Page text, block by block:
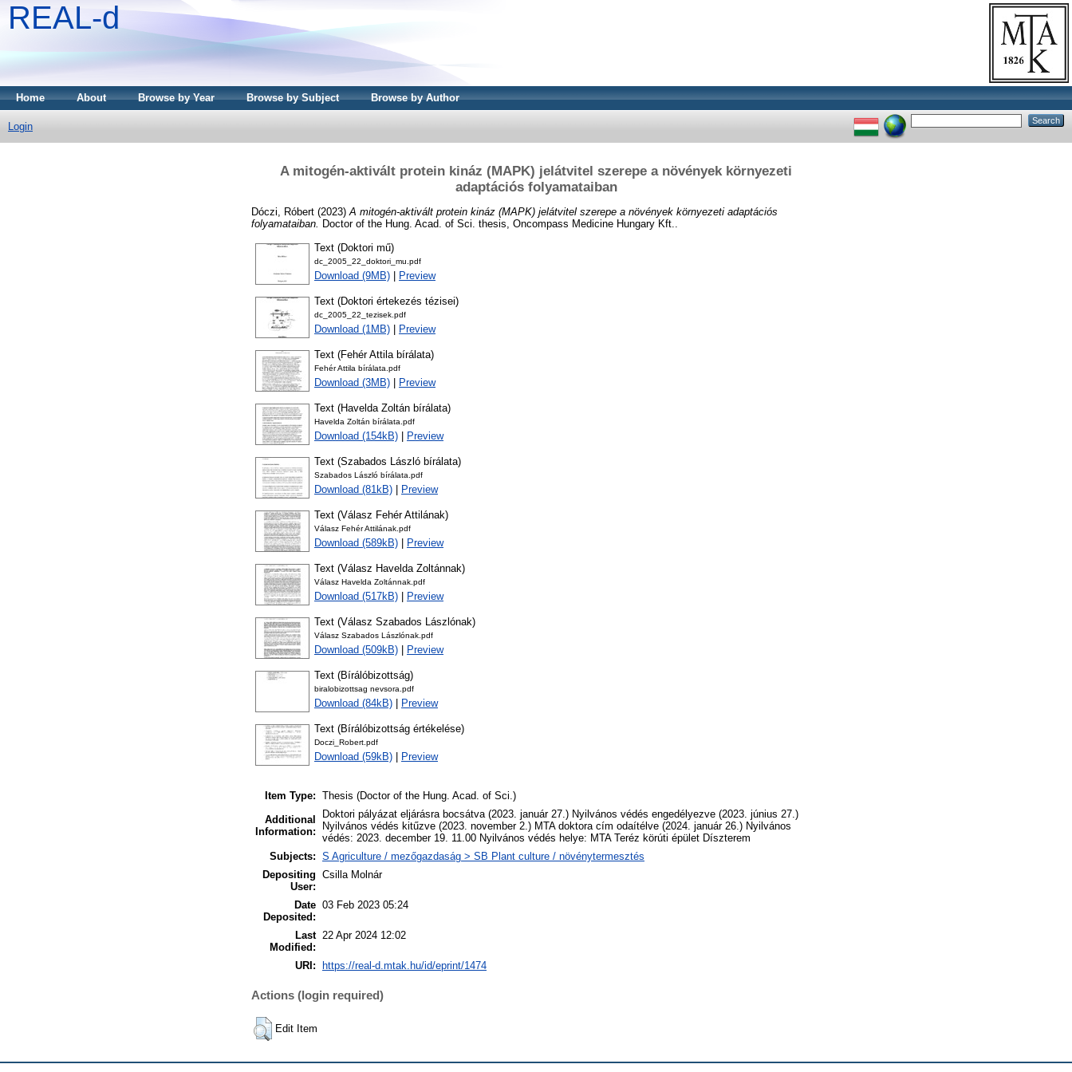
REAL-d
Home About Browse by Year Browse by Subject Browse by Author
Login
A mitogén-aktivált protein kináz (MAPK) jelátvitel szerepe a növények környezeti
adaptációs folyamataiban
Dóczi, Róbert (2023) A mitogén-aktivált protein kináz (MAPK) jelátvitel szerepe a növények környezeti adaptációs
folyamataiban. Doctor of the Hung. Acad. of Sci. thesis, Oncompass Medicine Hungary Kft..
Text (Doktori mű)
dc_2005_22_doktori_mu.pdf
Download (9MB) Preview
Text (Doktori értekezés tézisei)
dc_2005_22_tezisek.pdf
Download (1MB) Preview
Text (Fehér Attila bírálata)
Fehér Attila bírálata.pdf
Download (3MB) Preview
Text (Havelda Zoltán bírálata)
Havelda Zoltán bírálata.pdf
Download (154kB) Preview
Text (Szabados László bírálata)
Szabados László bírálata.pdf
Download (81kB) Preview
Text (Válasz Fehér Attilának)
Válasz Fehér Attilának.pdf
Download (589kB) Preview
Text (Válasz Havelda Zoltánnak)
Válasz Havelda Zoltánnak.pdf
Download (517kB) Preview
Text (Válasz Szabados Lászlónak)
Válasz Szabados Lászlónak.pdf
Download (509kB) Preview
Text (Bírálóbizottság)
biralobizottsag nevsora.pdf
Download (84kB) Preview
Text (Bírálóbizottság értékelése)
Doczi_Robert.pdf
Download (59kB) Preview
Item Type: Thesis (Doctor of the Hung. Acad. of Sci.)
Additional
Information:
Doktori pályázat eljárásra bocsátva (2023. január 27.) Nyilvános védés engedélyezve (2023. június 27.)
Nyilvános védés kitűzve (2023. november 2.) MTA doktora cím odaítélve (2024. január 26.) Nyilvános
védés: 2023. december 19. 11.00 Nyilvános védés helye: MTA Teréz körúti épület Díszterem
Subjects: S Agriculture / mezőgazdaság > SB Plant culture / növénytermesztés
Depositing
User:
Csilla Molnár
Date
Deposited:
03 Feb 2023 05:24
Last
Modified:
22 Apr 2024 12:02
URI: https://real-d.mtak.hu/id/eprint/1474
Actions (login required)
Edit Item